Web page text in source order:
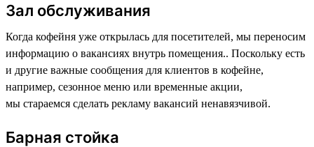
Зал обслуживания
Когда кофейня уже открылась для посетителей, мы переносим
информацию о вакансиях внутрь помещения.. Поскольку есть
и другие важные сообщения для клиентов в кофейне,
например, сезонное меню или временные акции,
мы стараемся сделать рекламу вакансий ненавязчивой.
Барная стойка